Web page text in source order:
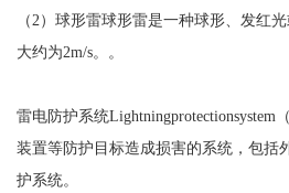
（2）球形雷球形雷是一种球形、发红
大约为2m/s。。
雷电防护系统Lightningprotectionsystem （
装置等防护目标造成损害的系统，包括
护系统。